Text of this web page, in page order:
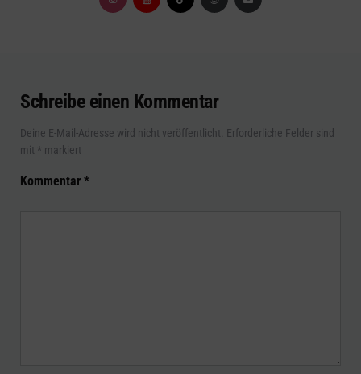
Schreibe einen Kommentar
Deine E-Mail-Adresse wird nicht veröffentlicht. Erforderliche Felder sind
mit * markiert
Kommentar *